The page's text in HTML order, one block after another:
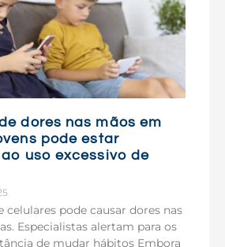
dores nas mãos em
pode estar
uso excessivo de
celulares pode causar dores nas
Especialistas alertam para os
de mudar hábitos Embora